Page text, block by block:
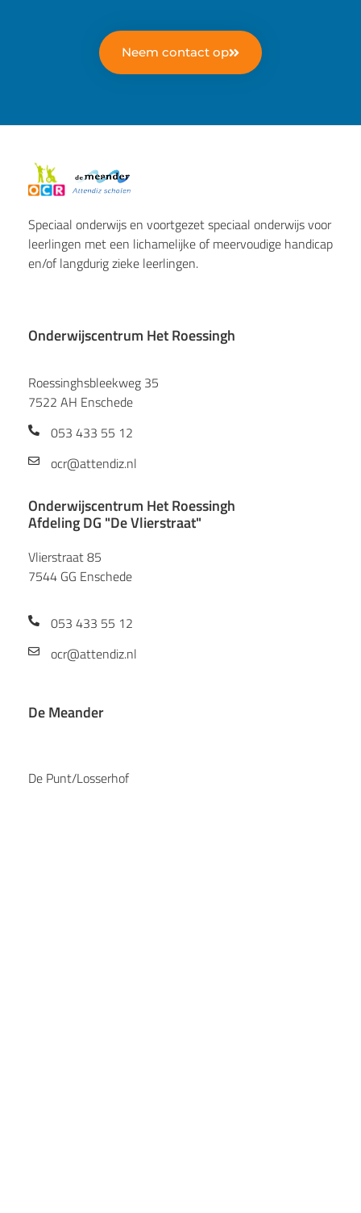
Neem contact op
Speciaal onderwijs en voortgezet speciaal onderwijs voor
leerlingen met een lichamelijke of meervoudige handicap
en/of langdurig zieke leerlingen.
Onderwijscentrum Het Roessingh
Roessinghsbleekweg 35
7522 AH Enschede
053 433 55 12
ocr@attendiz.nl
Onderwijscentrum Het Roessingh
Afdeling DG "De Vlierstraat"
Vlierstraat 85
7544 GG Enschede
053 433 55 12
ocr@attendiz.nl
De Meander
De Punt/Losserhof